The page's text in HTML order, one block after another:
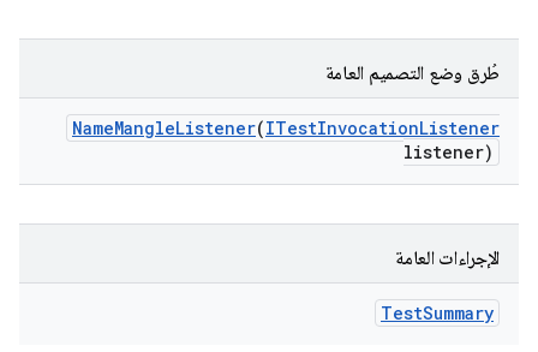
طُرق وضع التصميم العامة
NameMangleListener(ITestInvocationListener
listener)
الإجراءات العامة
TestSummary